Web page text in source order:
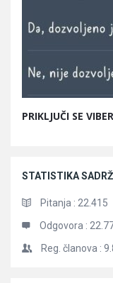
PRIKLJUČI SE
STATISTIKA
Pitanja : 22.415
Odgovora :
Reg. članova :